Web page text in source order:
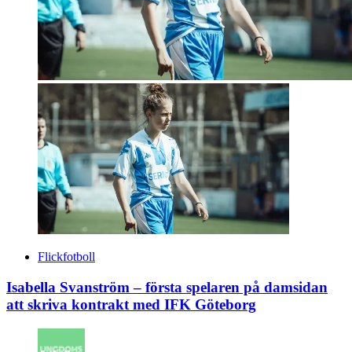
Flickfotboll
Isabella Svanström – första spelaren på damsidan
att skriva kontrakt med IFK Göteborg